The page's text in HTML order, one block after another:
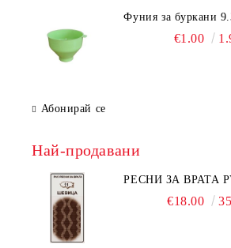
Фуния за буркани
€1.00
Абонирай се
Най-продавани
РЕСНИ ЗА ВРАТА
€18.00